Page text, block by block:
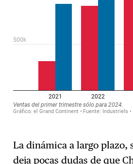
La dinámica a largo plazo,
deja pocas dudas de que